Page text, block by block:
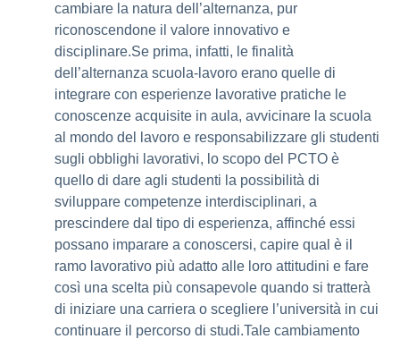
cambiare la natura dell’alternanza, pur
riconoscendone il valore innovativo e
disciplinare.Se prima, infatti, le finalità
dell’alternanza scuola-lavoro erano quelle di
integrare con esperienze lavorative pratiche le
conoscenze acquisite in aula, avvicinare la scuola
al mondo del lavoro e responsabilizzare gli studenti
sugli obblighi lavorativi, lo scopo del PCTO è
quello di dare agli studenti la possibilità di
sviluppare competenze interdisciplinari, a
prescindere dal tipo di esperienza, affinché essi
possano imparare a conoscersi, capire qual è il
ramo lavorativo più adatto alle loro attitudini e fare
così una scelta più consapevole quando si tratterà
di iniziare una carriera o scegliere l’università in cui
continuare il percorso di studi.Tale cambiamento